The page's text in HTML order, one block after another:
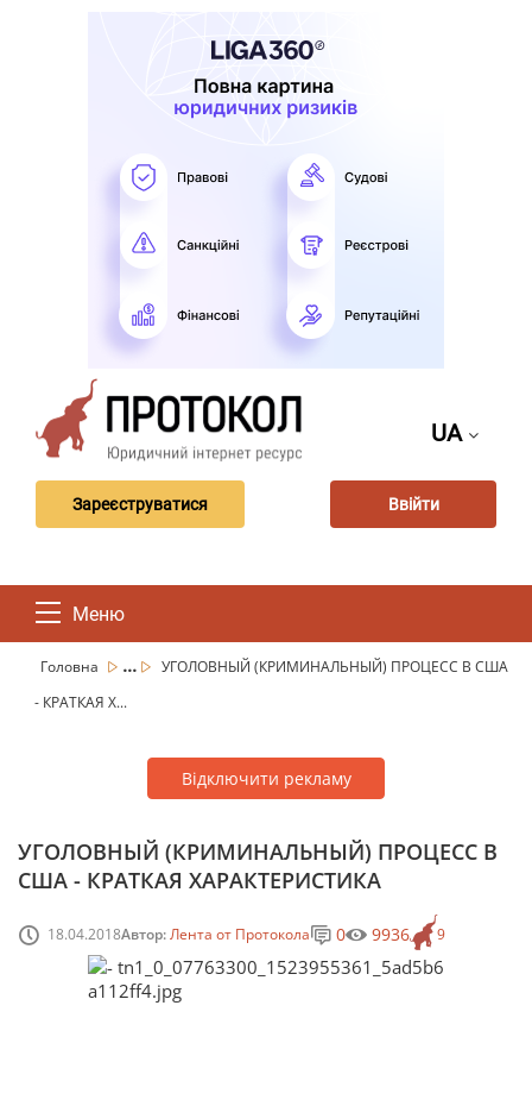
UA
Зареєструватися Ввійти
Меню
Головна ...
УГОЛОВНЫЙ (КРИМИНАЛЬНЫЙ) ПРОЦЕСС В США
- КРАТКАЯ Х...
Відключити рекламу
УГОЛОВНЫЙ (КРИМИНАЛЬНЫЙ) ПРОЦЕСС В
США - КРАТКАЯ ХАРАКТЕРИСТИКА
18.04.2018Автор:Лента от Протокола 9
0 9936